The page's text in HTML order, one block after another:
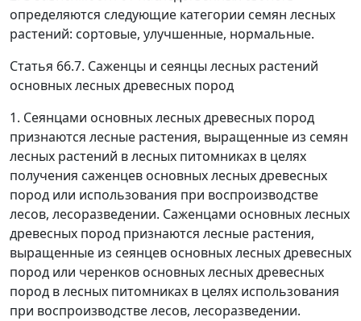
определяются следующие категории семян лесных
растений: сортовые, улучшенные, нормальные.
Статья 66.7. Саженцы и сеянцы лесных растений
основных лесных древесных пород
1. Сеянцами основных лесных древесных пород
признаются лесные растения, выращенные из семян
лесных растений в лесных питомниках в целях
получения саженцев основных лесных древесных
пород или использования при воспроизводстве
лесов, лесоразведении. Саженцами основных лесных
древесных пород признаются лесные растения,
выращенные из сеянцев основных лесных древесных
пород или черенков основных лесных древесных
пород в лесных питомниках в целях использования
при воспроизводстве лесов, лесоразведении.